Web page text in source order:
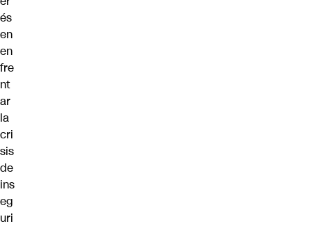
és
en
en
fre
nt
ar
la
cri
sis
de
ins
eg
uri